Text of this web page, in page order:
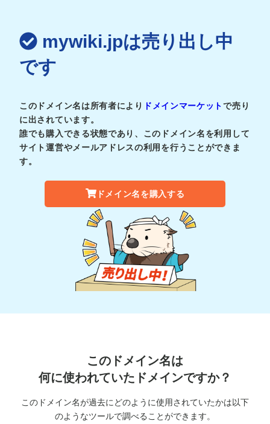
mywiki.jpは売り出し中
です
このドメイン名は所有者により ドメインマーケットで売り
に出されています。
誰でも購入できる状態であり、このドメイン名を利用して
サイト運営やメールアドレスの利用を行うことができま
す。
ドメイン名を購入する
このドメイン名は
何に使われていたドメインですか？
このドメイン名が過去にどのように使用されていたかは以下
のようなツールで調べることができます。